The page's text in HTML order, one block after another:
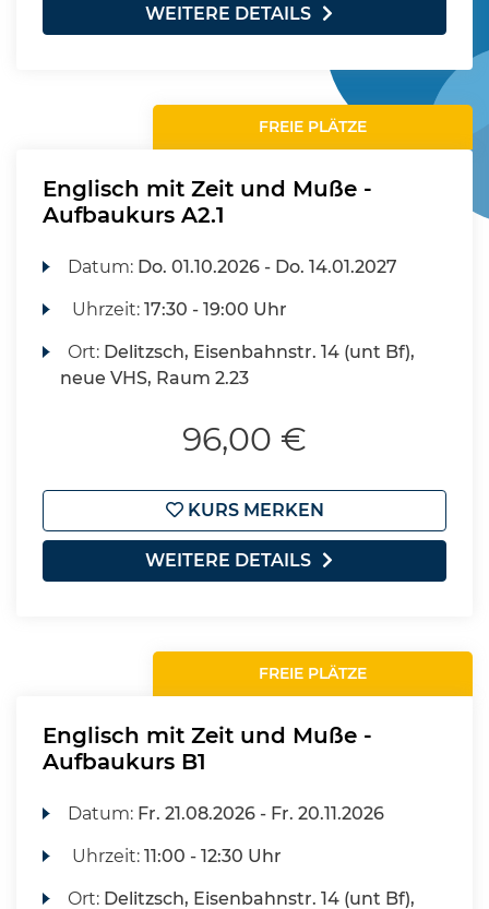
WEITERE DETAILS
FREIE PLÄTZE
Englisch mit Zeit und Muße -
Aufbaukurs A2.1
Datum: Do. 01.10.2026 - Do. 14.01.2027
Uhrzeit:17:30 - 19:00 Uhr
Ort: Delitzsch, Eisenbahnstr. 14 (unt Bf),
neue VHS, Raum 2.23
96,00 €
KURS MERKEN
WEITERE DETAILS
FREIE PLÄTZE
Englisch mit Zeit und Muße -
Aufbaukurs B1
Datum: Fr. 21.08.2026 - Fr. 20.11.2026
Uhrzeit:11:00 - 12:30 Uhr
Ort: Delitzsch, Eisenbahnstr. 14 (unt Bf),